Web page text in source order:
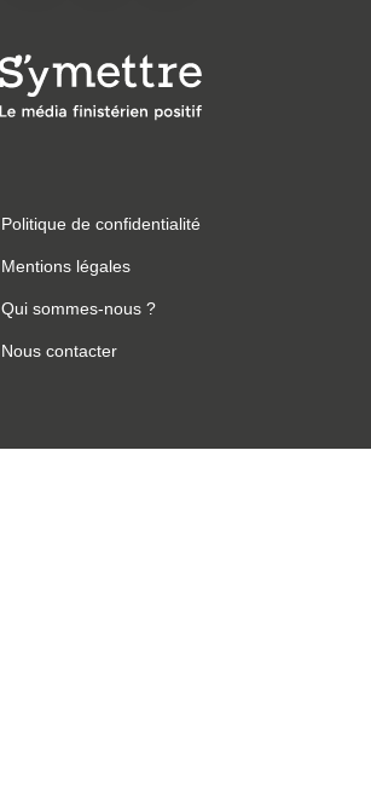
Politique de confidentialité
Mentions légales
Qui sommes-nous ?
Nous contacter